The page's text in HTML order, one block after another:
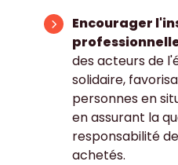
Encourager
des acteurs de
solidaire,
personnes en
en assurant la
responsabilité
achetés.